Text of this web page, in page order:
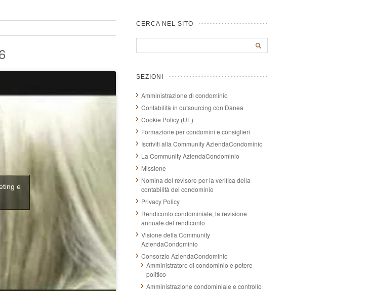
e
CERCA NEL SITO
SEZIONI
Amministrazione di condominio
Contabilità in outsourcing con Danea
Cookie Policy (UE)
Formazione per condomini e consiglieri
Iscriviti alla Community AziendaCondominio
La Community AziendaCondominio
Missione
Nomina del revisore per la verifica della
contabilità del condominio
Privacy Policy
Rendiconto condominiale, la revisione
annuale del rendiconto
Visione della Community
AziendaCondominio
Consorzio AziendaCondominio
Amministratore di condominio e potere
politico
Amministrazione condominiale e controllo